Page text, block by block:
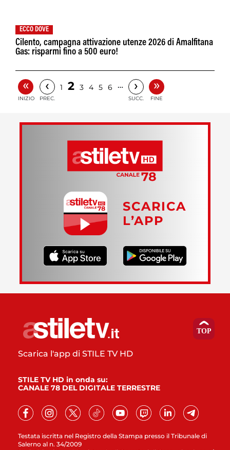
ECCO DOVE
Cilento, campagna attivazione utenze 2026 di Amalfitana
Gas: risparmi fino a 500 euro!
«
INIZIO
‹
PREC.
1 2 3 4 5 6 … ›
SUCC.
»
FINE
SCARICA
L’APP
Testata iscritta nel Registro della Stampa presso il Tribunale di
Salerno al n. 34/2009
Scarica l'app di STILE TV HD
STILE TV HD in onda su:
CANALE 78 DEL DIGITALE TERRESTRE